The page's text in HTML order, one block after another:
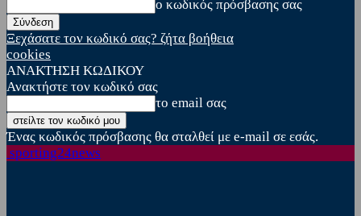
ο κωδικός πρόσβασης σας
Ξεχάσατε τον κωδικό σας? ζήτα βοήθεια
cookies
ΑΝΑΚΤΗΣΗ ΚΩΔΙΚΟΥ
Ανακτήστε τον κωδικό σας
το email σας
Ένας κωδικός πρόσβασης θα σταλθεί με e-mail σε εσάς.
sporting24news